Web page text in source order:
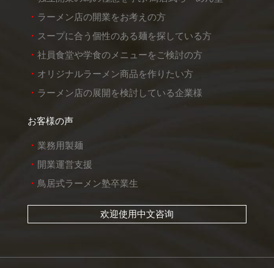
ラーメン店の開業をお考えの方
スープに合う個性のある麺を探している方
社員食堂や学食のメニューをご検討の方
オリジナルラーメン商品を作りたい方
ラーメン店の展開を検討している企業様
お客様の声
業務用製麺
開業運営支援
鳥居式ラーメン塾卒業生
欢迎使用中文咨询